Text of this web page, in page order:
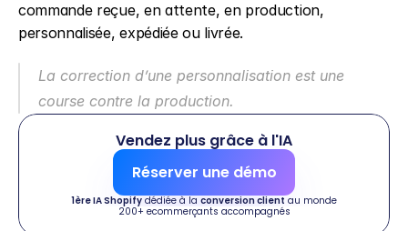
commande reçue, en attente, en production,
personnalisée, expédiée ou livrée.
La correction d’une personnalisation est une
course contre la production.
Vendez plus grâce à l'IA
Réserver une démo
1ère IA Shopify dédiée à la conversion client au monde
200+ ecommerçants accompagnés